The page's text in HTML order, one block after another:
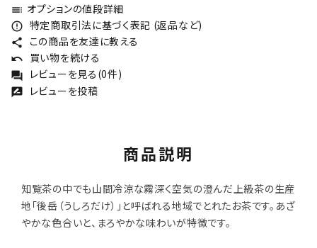
toc オプションの値段詳細
error_outline 特定商取引法に基づく表記 (返品など)
share この商品を友達に教える
undo 買い物を続ける
forum レビューを見る(0件)
rate_review レビューを投稿
商品説明
知覧茶の中でも山間冷涼な霧深く空気の澄んだ上級茶の生産
地「後岳（うしろだけ）」と呼ばれる地域でとれたお茶です。あざ
やかな色合いと、まろやかな味わいが特徴です。